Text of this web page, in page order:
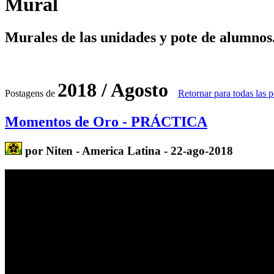
Mural
Murales de las unidades y pote de
Postagens de 2018 / Agosto Retornar para todas las
Momentos de Oro - PRÁCTICA
por Niten - America Latina - 22-ago-2018